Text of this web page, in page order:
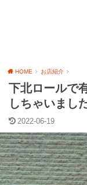
HOME お店紹介
下北ロールで
しちゃいまし
2022-06-19